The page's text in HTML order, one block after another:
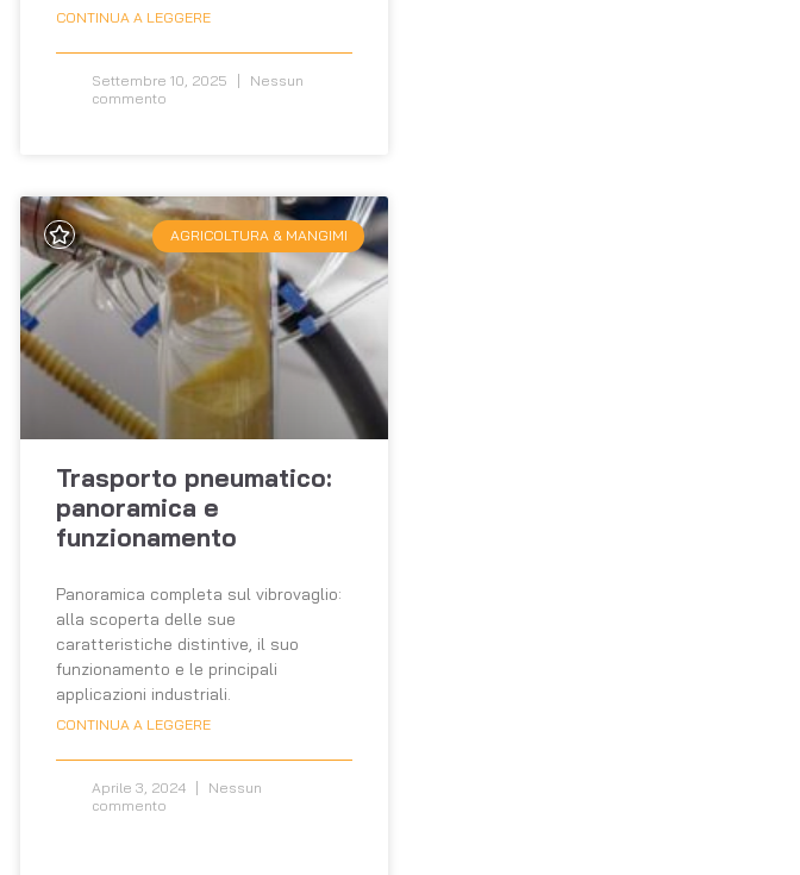
CONTINUA A LEGGERE
Settembre 10, 2025
Nessun
commento
AGRICOLTURA & MANGIMI
Trasporto pneumatico:
panoramica e
funzionamento
Panoramica completa sul vibrovaglio:
alla scoperta delle sue
caratteristiche distintive, il suo
funzionamento e le principali
applicazioni industriali.
CONTINUA A LEGGERE
Aprile 3, 2024
Nessun
commento